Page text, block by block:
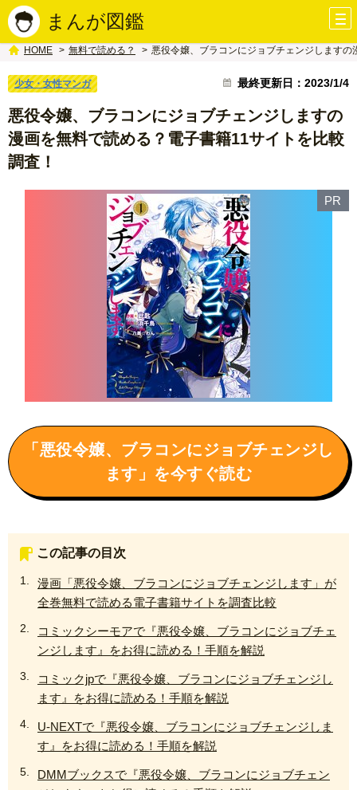
まんが図鑑
HOME 無料で読める？ 悪役令嬢、ブラコンにジョブチェンジします
少女・女性マンガ 最終更新日：2023/1/4
悪役令嬢、ブラコンにジョブチェンジしますの
漫画を無料で読める？電子書籍11サイトを比較
調査！
PR
「悪役令嬢、ブラコンにジョブチェンジし
ます」を今すぐ読む
この記事の目次
漫画「悪役令嬢、ブラコンにジョブチェンジします」が
全巻無料で読める電子書籍サイトを調査比較
コミックシーモアで『悪役令嬢、ブラコンにジョブチェ
ンジします』をお得に読める！手順を解説
コミックjpで『悪役令嬢、ブラコンにジョブチェンジし
ます』をお得に読める！手順を解説
U-NEXTで『悪役令嬢、ブラコンにジョブチェンジしま
す』をお得に読める！手順を解説
DMMブックスで『悪役令嬢、ブラコンにジョブチェン